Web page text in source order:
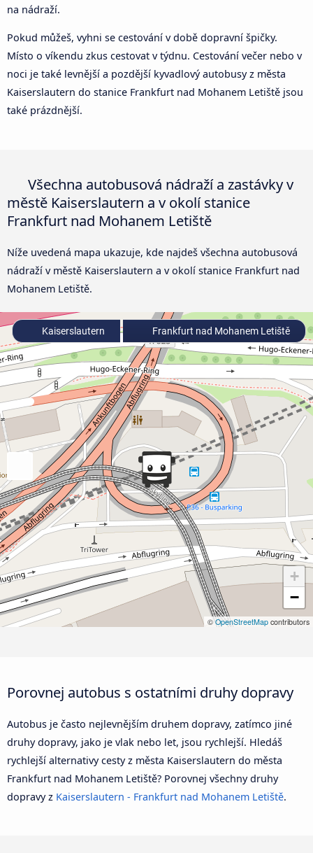
na nádraží.
Pokud můžeš, vyhni se cestování v době dopravní špičky.
Místo o víkendu zkus cestovat v týdnu. Cestování večer nebo v
noci je také levnější a pozdější kyvadlový autobusy z města
Kaiserslautern do stanice Frankfurt nad Mohanem Letiště jsou
také prázdnější.
Všechna autobusová nádraží a zastávky v
městě Kaiserslautern a v okolí stanice
Frankfurt nad Mohanem Letiště
Níže uvedená mapa ukazuje, kde najdeš všechna autobusová
nádraží v městě Kaiserslautern a v okolí stanice Frankfurt nad
Mohanem Letiště.
+
−
©OpenStreetMap contributors
Kaiserslautern Frankfurt nad Mohanem Letiště
Porovnej autobus s ostatními druhy dopravy
Autobus je často nejlevnějším druhem dopravy, zatímco jiné
druhy dopravy, jako je vlak nebo let, jsou rychlejší. Hledáš
rychlejší alternativy cesty z města Kaiserslautern do města
Frankfurt nad Mohanem Letiště? Porovnej všechny druhy
dopravy z Kaiserslautern - Frankfurt nad Mohanem Letiště.